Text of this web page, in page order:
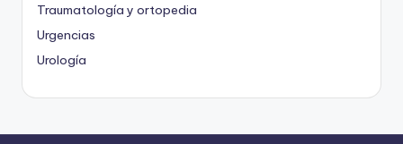
Traumatología y ortopedia
Urgencias
Urología